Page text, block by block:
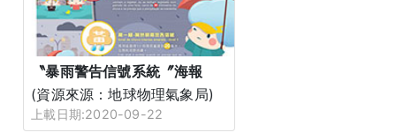
〝暴雨警告信號系統〞海報
(資源來源：地球物理氣象局)
上載日期:2020-09-22